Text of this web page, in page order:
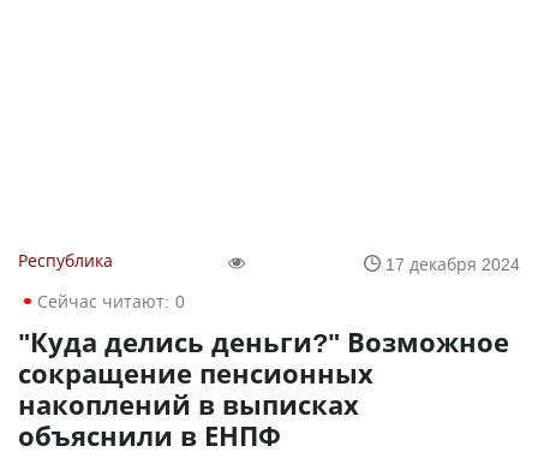
Республика
17 декабря 2024
Сейчас читают: 0
"Куда делись деньги?" Возможное
сокращение пенсионных
накоплений в выписках
объяснили в ЕНПФ